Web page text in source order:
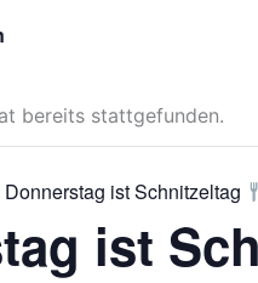
bereits stattgefunden.
Donnerstag ist Schnitzeltag
ist